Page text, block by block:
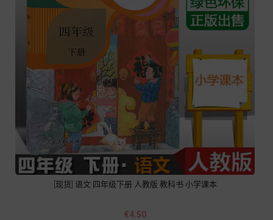
[现货] 语文 四年级下册 人教版 教科书 小学课本
價
€4.50